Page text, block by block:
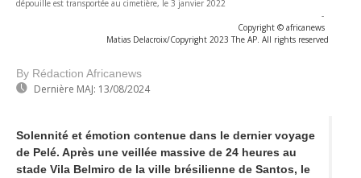
dépouille est transportée au cimetière, le 3 janvier 2022
-
Copyright © africanews
Matias Delacroix/Copyright 2023 The AP. All rights reserved
By Rédaction Africanews
Dernière MAJ: 13/08/2024
Solennité et émotion contenue dans le dernier voyage
de Pelé. Après une veillée massive de 24 heures au
stade Vila Belmiro de la ville brésilienne de Santos, le